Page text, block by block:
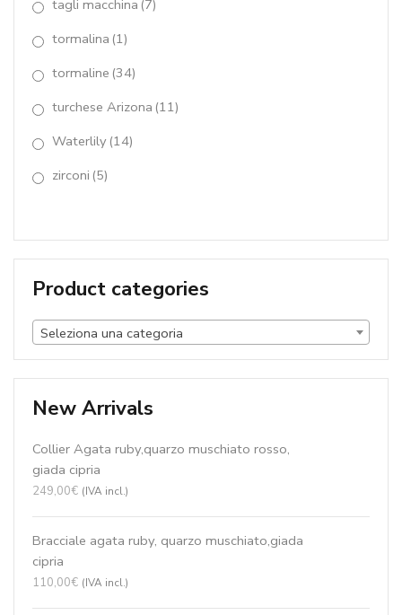
tagli macchina (7)
tormalina (1)
tormaline (34)
turchese Arizona (11)
Waterlily (14)
zirconi (5)
Product categories
Seleziona una categoria
New Arrivals
Collier Agata ruby,quarzo muschiato rosso,
giada cipria
249,00€ (IVA incl.)
Bracciale agata ruby, quarzo muschiato,giada
cipria
110,00€ (IVA incl.)